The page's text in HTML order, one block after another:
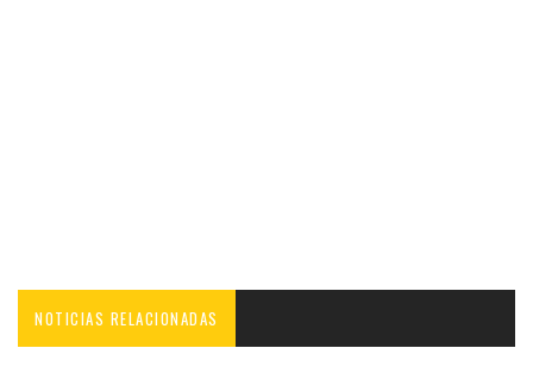
NOTICIAS RELACIONADAS